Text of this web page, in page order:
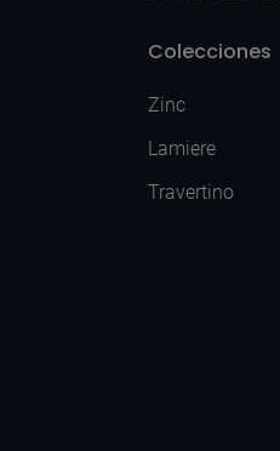
Colecciones
Zinc
Lamiere
Travertino